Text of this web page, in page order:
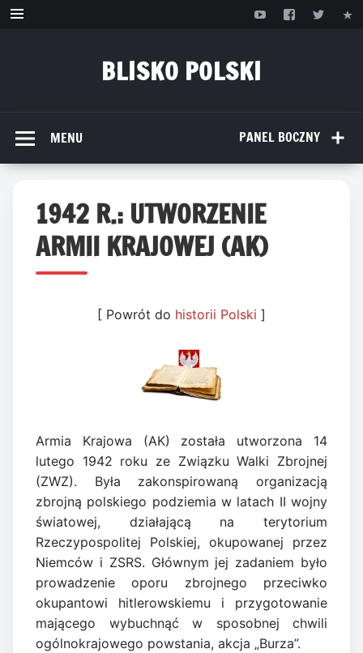
Przejdź
BLISKO POLSKI
PANEL BOCZNY
MENU
1942 R.: UTWORZENIE
ARMII KRAJOWEJ (AK)
[ Powrót do historii Polski ]
Armia Krajowa (AK) została utworzona 14
lutego 1942 roku ze Związku Walki Zbrojnej
(ZWZ). Była zakonspirowaną organizacją
zbrojną polskiego podziemia w latach II wojny
światowej, działającą na terytorium
Rzeczypospolitej Polskiej, okupowanej przez
Niemców i ZSRS. Głównym jej zadaniem było
prowadzenie oporu zbrojnego przeciwko
okupantowi hitlerowskiemu i przygotowanie
mającego wybuchnąć w sposobnej chwili
ogólnokrajowego powstania, akcja „Burza”.